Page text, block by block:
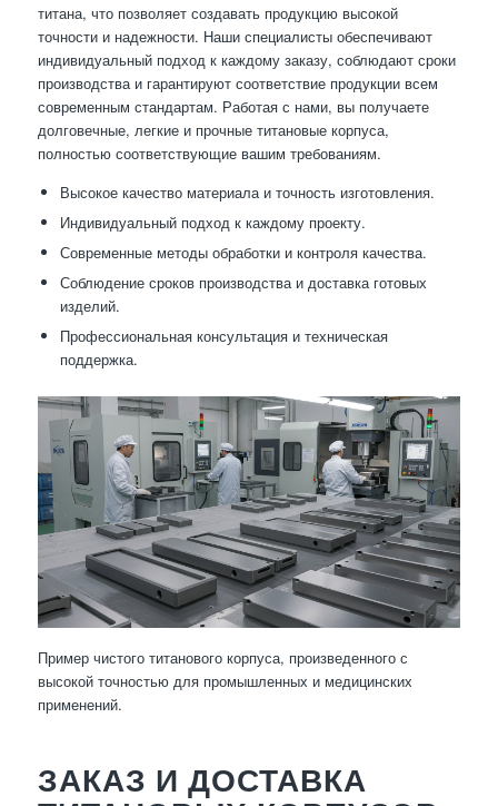
титана, что позволяет создавать продукцию высокой
точности и надежности. Наши специалисты обеспечивают
индивидуальный подход к каждому заказу, соблюдают сроки
производства и гарантируют соответствие продукции всем
современным стандартам. Работая с нами, вы получаете
долговечные, легкие и прочные титановые корпуса,
полностью соответствующие вашим требованиям.
Высокое качество материала и точность изготовления.
Индивидуальный подход к каждому проекту.
Современные методы обработки и контроля качества.
Соблюдение сроков производства и доставка готовых
изделий.
Профессиональная консультация и техническая
поддержка.
Пример чистого титанового корпуса, произведенного с
высокой точностью для промышленных и медицинских
применений.
ЗАКАЗ И ДОСТАВКА